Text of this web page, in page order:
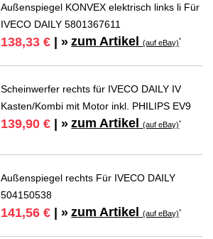
Außenspiegel KONVEX elektrisch links li Für
IVECO DAILY 5801367611
138,33 € | » zum Artikel(auf eBay)*
Scheinwerfer rechts für IVECO DAILY IV
Kasten/Kombi mit Motor inkl. PHILIPS EV9
139,90 € | » zum Artikel(auf eBay)*
Außenspiegel rechts Für IVECO DAILY
504150538
141,56 € | » zum Artikel(auf eBay)*